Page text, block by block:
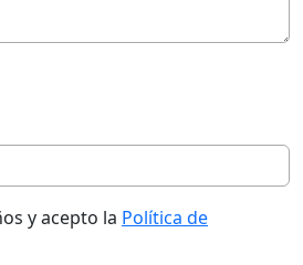
y acepto la Política de